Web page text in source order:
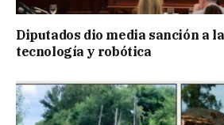
Diputados dio media sanción a
tecnología y robótica